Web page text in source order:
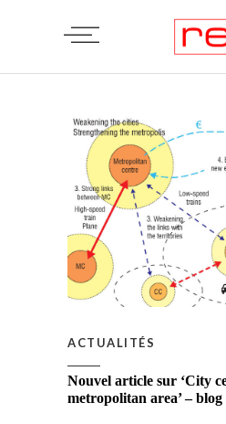
ACTUALITÉS
Nouvel article sur ‘City
metropolitan area’ –